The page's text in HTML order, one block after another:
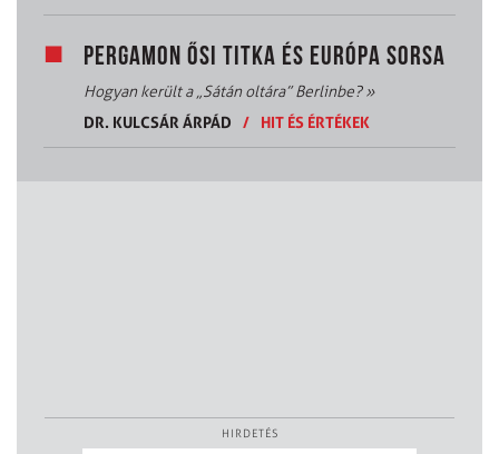
PERGAMON ŐSI TITKA ÉS EURÓPA SORSA
Hogyan került a „Sátán oltára” Berlinbe?»
DR. KULCSÁR ÁRPÁD
/ HIT ÉS ÉRTÉKEK
HIRDETÉS